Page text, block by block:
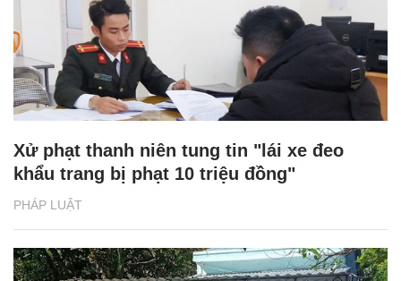
PHÁP LUẬT
Xử phạt thanh niên tung tin "lái xe đeo
khẩu trang bị phạt 10 triệu đồng"